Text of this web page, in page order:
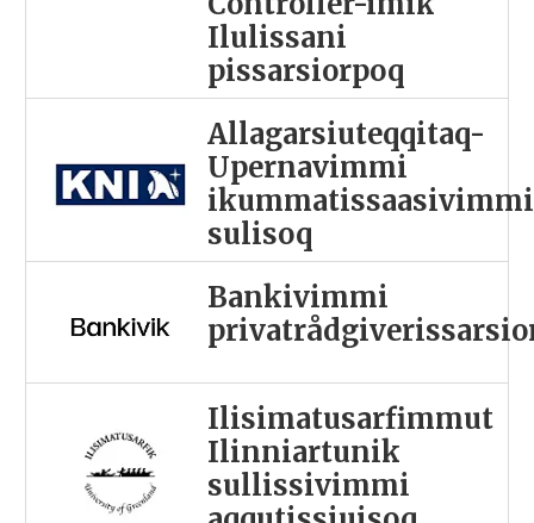
Ilulissani
pissarsiorpoq
Allagarsiuteqqitaq-
Upernavimmi
ikummatissaasivimmi
sulisoq
Bankivimmi
Ilisimatusarfimmut
Ilinniartunik
sullissivimmi